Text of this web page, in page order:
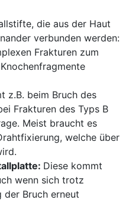
die aus der Haut
verbunden werden:
Frakturen zum
z.B. beim Bruch des
Frakturen des Typs B
Meist braucht es
welche über
Diese kommt
wenn sich trotz
der Bruch erneut